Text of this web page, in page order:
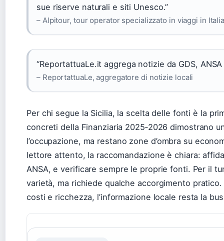
sue riserve naturali e siti Unesco.”
– Alpitour, tour operator specializzato in viaggi in
“ReportattuaLe.it aggrega notizie da GDS,
– ReportattuaLe, aggregatore di notizie locali
Per chi segue la Sicilia, la scelta delle fonti è la
concreti della Finanziaria 2025‑2026 dimostrano
l’occupazione, ma restano zone d’ombra su
lettore attento, la raccomandazione è chiara:
ANSA, e verificare sempre le proprie fonti. Per il
varietà, ma richiede qualche accorgimento
costi e ricchezza, l’informazione locale resta la